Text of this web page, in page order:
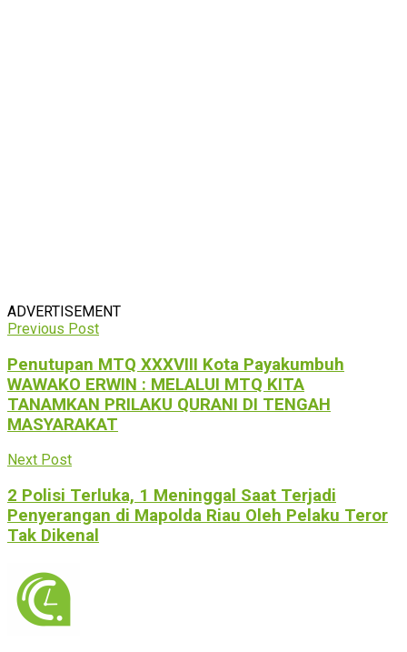
ADVERTISEMENT
Previous Post
Penutupan MTQ XXXVIII Kota Payakumbuh
WAWAKO ERWIN : MELALUI MTQ KITA
TANAMKAN PRILAKU QURANI DI TENGAH
MASYARAKAT
Next Post
2 Polisi Terluka, 1 Meninggal Saat Terjadi
Penyerangan di Mapolda Riau Oleh Pelaku Teror
Tak Dikenal